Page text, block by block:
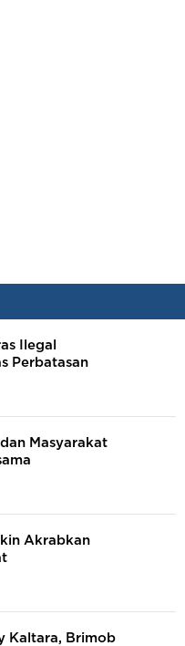
Ilegal
Perbatasan
Masyarakat
Akrabkan
Kaltara, Brimob